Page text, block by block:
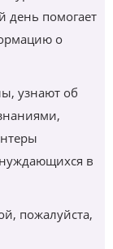
день помогает
о
узнают об
в
пожалуйста,